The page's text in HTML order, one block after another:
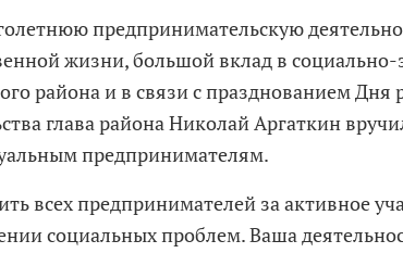
предпринимательскую
жизни, большой вклад в
района и в связи с празднованием Дня
глава района Николай Аргаткин
предпринимателям.
всех предпринимателей за активное
социальных проблем. Ваша